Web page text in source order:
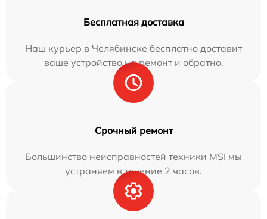
Бесплатная доставка
Наш курьер в Челябинске бесплатно доставит
ваше устройство на ремонт и обратно.
Срочный ремонт
Большинство неисправностей техники MSI мы
устраняем в течение 2 часов.